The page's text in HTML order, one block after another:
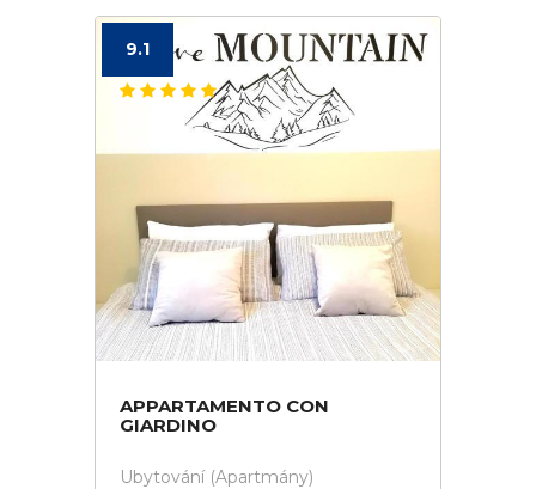
9.1
APPARTAMENTO CON
GIARDINO
Ubytování (Apartmány)